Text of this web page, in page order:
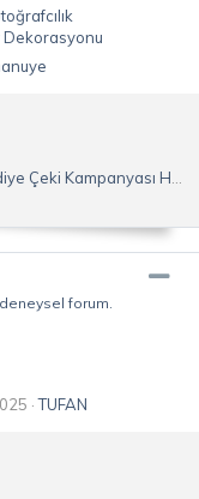
Dekorasyonu
deneysel forum.
TUFAN